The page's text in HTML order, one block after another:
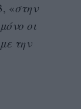
«στην
οι
την